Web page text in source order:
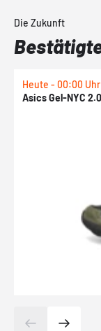
Die Zukunft
Heute - 00:00 Uhr
Asics Gel-NYC